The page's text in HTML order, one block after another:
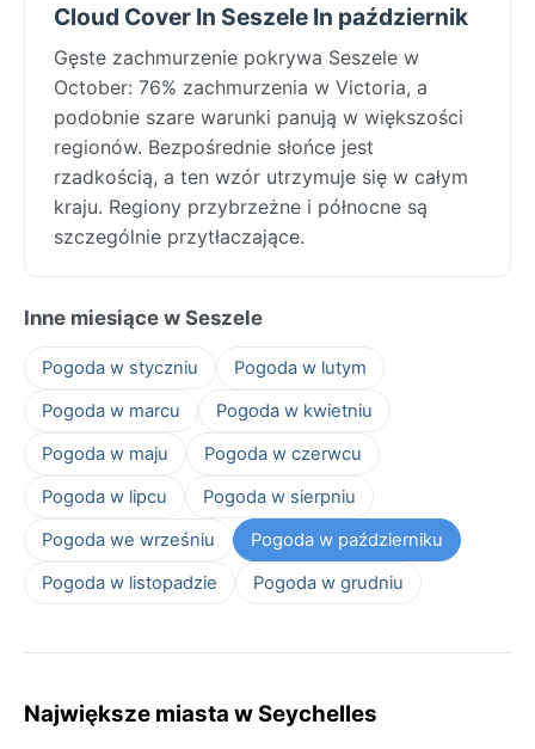
Cloud Cover In Seszele In październik
Gęste zachmurzenie pokrywa Seszele w
October: 76% zachmurzenia w Victoria, a
podobnie szare warunki panują w większości
regionów. Bezpośrednie słońce jest
rzadkością, a ten wzór utrzymuje się w całym
kraju. Regiony przybrzeżne i północne są
szczególnie przytłaczające.
Inne miesiące w Seszele
Pogoda w styczniu
Pogoda w lutym
Pogoda w marcu
Pogoda w kwietniu
Pogoda w maju
Pogoda w czerwcu
Pogoda w lipcu
Pogoda w sierpniu
Pogoda we wrześniu
Pogoda w październiku
Pogoda w listopadzie
Pogoda w grudniu
Największe miasta w Seychelles